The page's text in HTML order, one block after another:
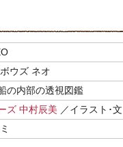
ウズ ネオ
の内部の透視図鑑
ズ 中村辰美 ／イラスト･文